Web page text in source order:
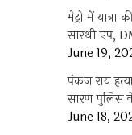
मेट्रो में
सारथी एप,
June 19,
पंकज राय
सारण पुलिस
June 18,